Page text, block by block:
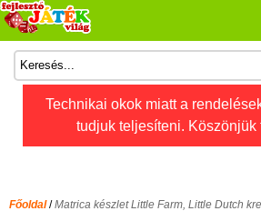
Technikai okok miatt a
tudjuk teljesíteni. Köszönjük
Főoldal/Matrica készlet Little Farm, Little Dutch
Összes
Játékok